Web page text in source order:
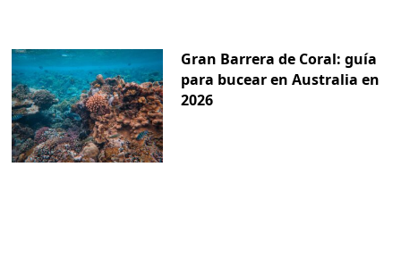
Gran Barrera de Coral: guía
para bucear en Australia en
2026